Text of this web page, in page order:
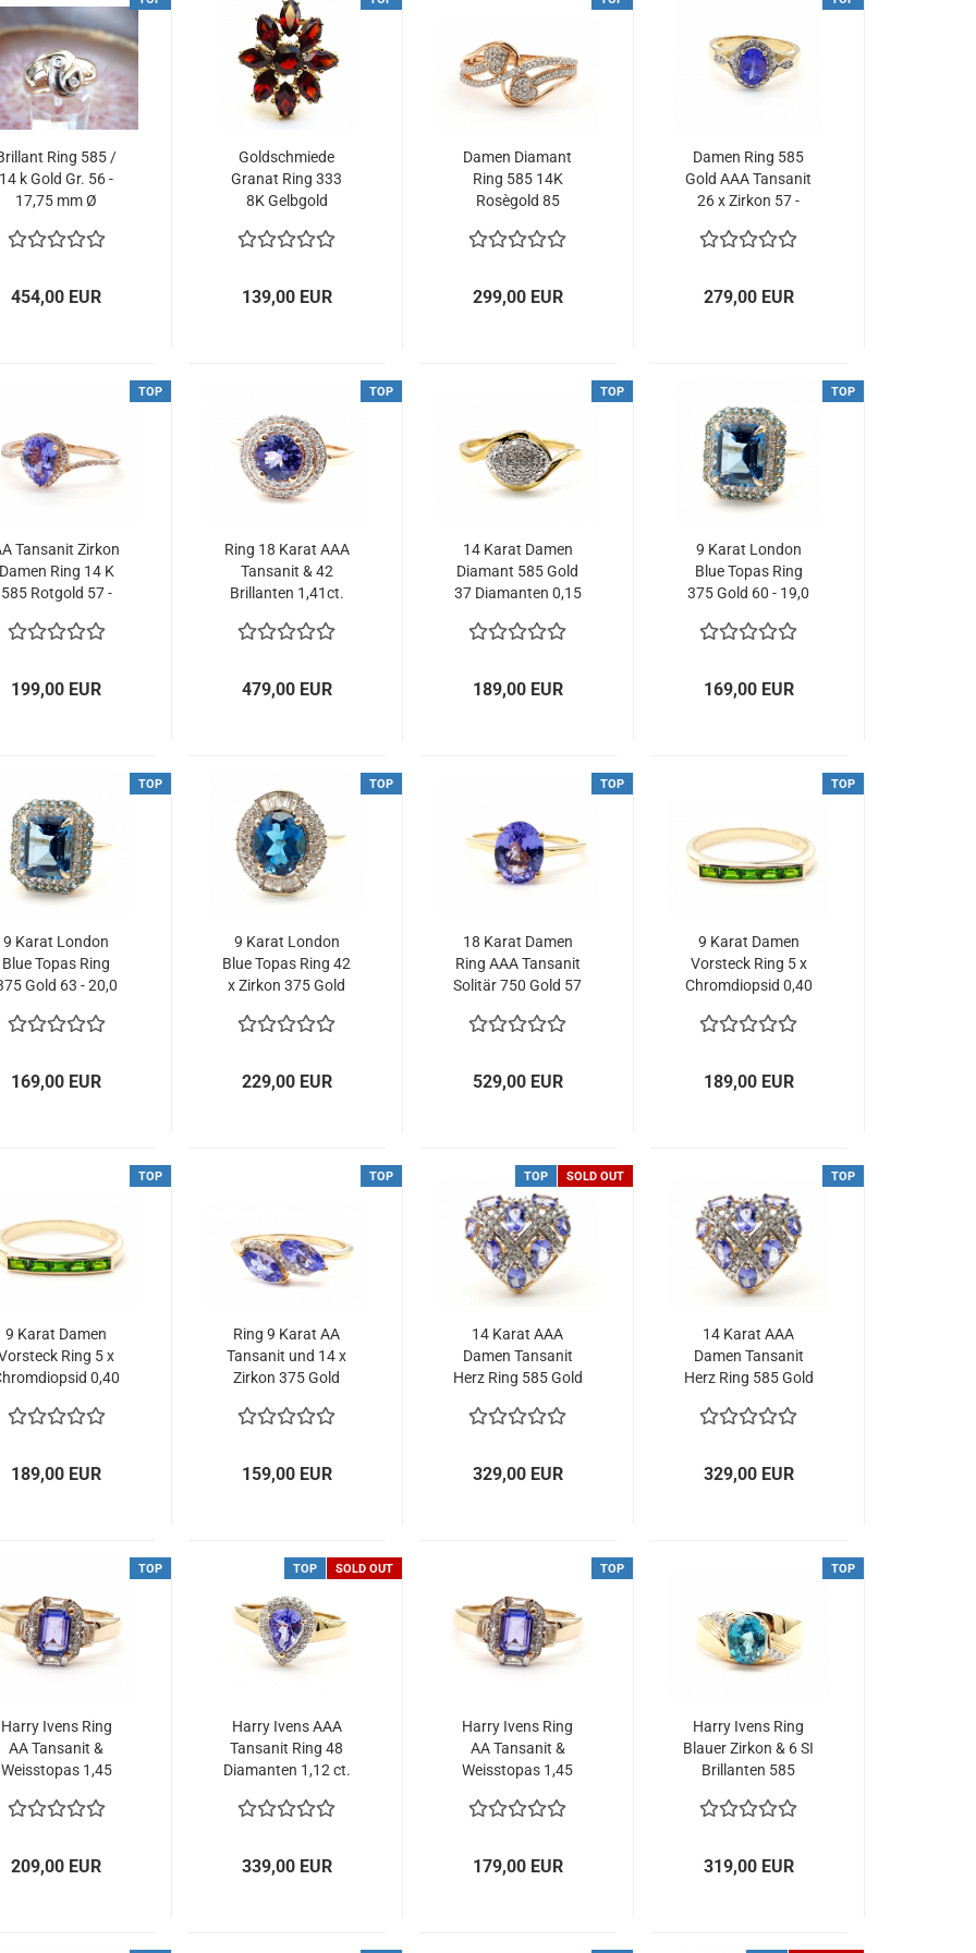
Ring 585 /
14 k Gold Gr. 56 -
17,75 mm Ø
454,00 EUR
Goldschmiede
Granat Ring 333
8K Gelbgold
Trachtenschmuck
139,00 EUR
Damen Diamant
Ring 585 14K
Rosègold 85
57 - 18,0 mm
299,00 EUR
Damen Ring 585
Gold AAA Tansanit
26 x Zirkon 57 -
279,00 EUR
TOP
Tansanit Zirkon
Ring 14 K
585 Rotgold 57 -
199,00 EUR
TOP
Ring 18 Karat AAA
Tansanit & 42
Brillanten 1,41ct.
19,0 mm
479,00 EUR
TOP
14 Karat Damen
Diamant 585 Gold
37 Diamanten 0,15
189,00 EUR
TOP
9 Karat London
Blue Topas Ring
375 Gold 60 - 19,0
169,00 EUR
TOP
9 Karat London
Blue Topas Ring
Gold 63 - 20,0
169,00 EUR
TOP
9 Karat London
Blue Topas Ring 42
x Zirkon 375 Gold
4,01 ct.
229,00 EUR
TOP
18 Karat Damen
Ring AAA Tansanit
Solitär 750 Gold 57
529,00 EUR
TOP
9 Karat Damen
Vorsteck Ring 5 x
Chromdiopsid 0,40
17,0 mm
189,00 EUR
TOP
9 Karat Damen
Ring 5 x
0,40
18,0 mm
189,00 EUR
TOP
Ring 9 Karat AA
Tansanit und 14 x
Zirkon 375 Gold
mm Ø
159,00 EUR
TOP SOLD OUT
14 Karat AAA
Damen Tansanit
Herz Ring 585 Gold
ct.
329,00 EUR
TOP
14 Karat AAA
Damen Tansanit
Herz Ring 585 Gold
ct.
329,00 EUR
TOP
Harry Ivens Ring
AA Tansanit &
Weisstopas 1,45
- 19,0 mm
209,00 EUR
TOP SOLD OUT
Harry Ivens AAA
Tansanit Ring 48
Diamanten 1,12 ct.
19,0 mm
339,00 EUR
TOP
Harry Ivens Ring
AA Tansanit &
Weisstopas 1,45
- 21,0 mm
179,00 EUR
TOP
Harry Ivens Ring
Blauer Zirkon & 6 SI
Brillanten 585
mm
319,00 EUR